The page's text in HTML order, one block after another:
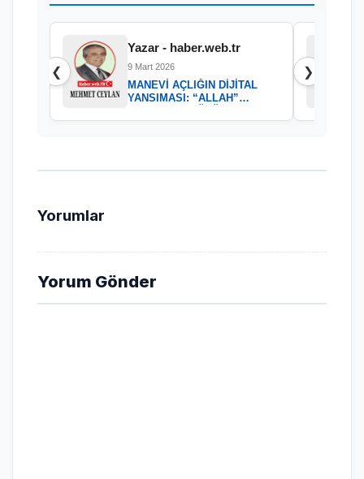
❮
Yazar - haber.web.tr
9 Mart 2026
MANEVİ AÇLIĞIN DİJİTAL
YANSIMASI: “ALLAH”
❯
Yorumlar
Yorum Gönder